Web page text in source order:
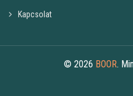
Kapcsolat
© 2026 BOOR.